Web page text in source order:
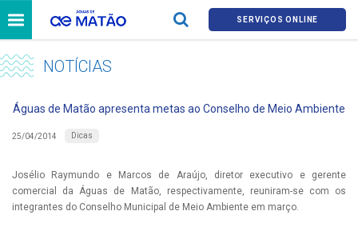
SERVIÇOS ONLINE
NOTÍCIAS
Águas de Matão apresenta metas ao Conselho de Meio Ambiente
25/04/2014 Dicas
Josélio Raymundo e Marcos de Araújo, diretor executivo e gerente
comercial da Águas de Matão, respectivamente, reuniram-se com os
integrantes do Conselho Municipal de Meio Ambiente em março.